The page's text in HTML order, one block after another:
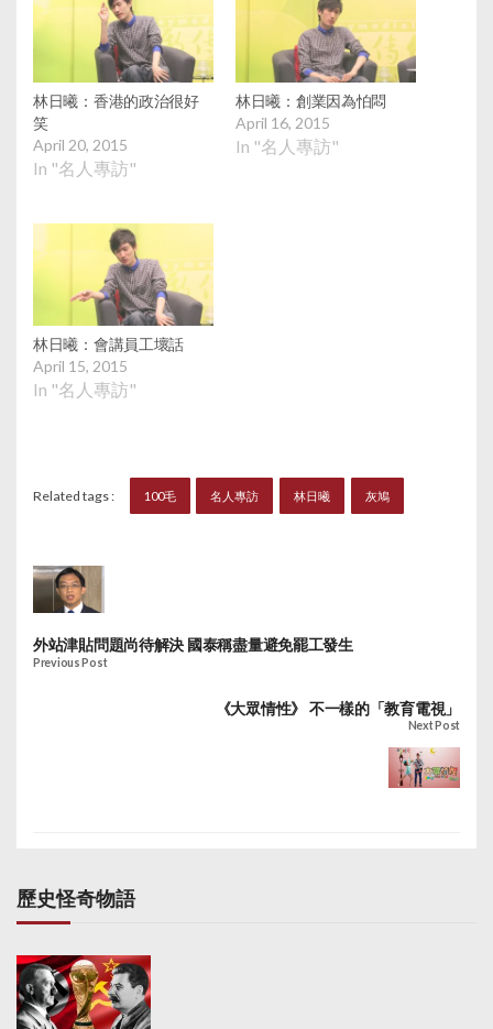
林日曦：香港的政治很好
笑
April 20, 2015
In "名人專訪"
林日曦：創業因為怕悶
April 16, 2015
In "名人專訪"
林日曦：會講員工壞話
April 15, 2015
In "名人專訪"
Related tags : 100毛 名人專訪 林日曦 灰鳩
外站津貼問題尚待解決 國泰稱盡量避免罷工發生
Previous Post
《大眾情性》 不一樣的「教育電視」
Next Post
歷史怪奇物語